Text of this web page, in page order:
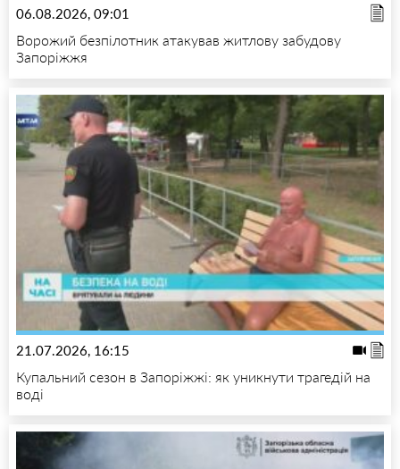
06.08.2026, 09:01
Ворожий безпілотник атакував житлову забудову
Запоріжжя
21.07.2026, 16:15
Купальний сезон в Запоріжжі: як уникнути трагедій на
воді